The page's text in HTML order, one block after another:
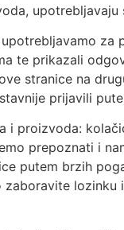
upotrebljavaju
te prikazali
stranice na
prijavili
i proizvoda:
prepoznati i
putem brzih